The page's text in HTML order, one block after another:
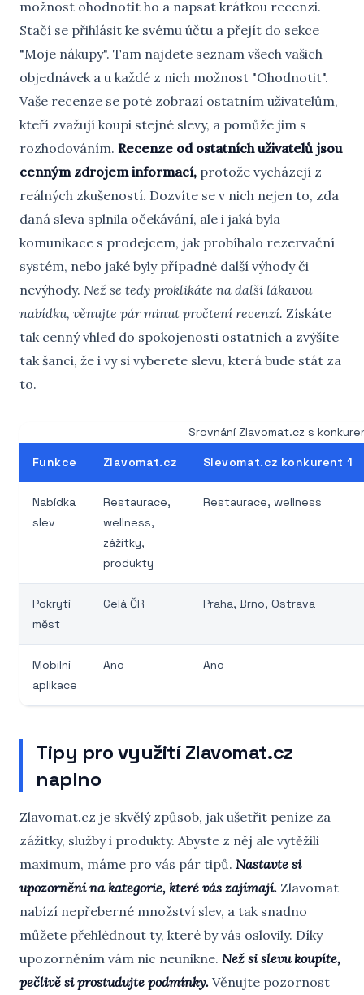
možnost ohodnotit ho a napsat krátkou recenzi.
Stačí se přihlásit ke svému účtu a přejít do sekce
"Moje nákupy". Tam najdete seznam všech vašich
objednávek a u každé z nich možnost "Ohodnotit".
Vaše recenze se poté zobrazí ostatním uživatelům,
kteří zvažují koupi stejné slevy, a pomůže jim s
rozhodováním. Recenze od ostatních uživatelů jsou
cenným zdrojem informací, protože vycházejí z
reálných zkušeností. Dozvíte se v nich nejen to, zda
daná sleva splnila očekávání, ale i jaká byla
komunikace s prodejcem, jak probíhalo rezervační
systém, nebo jaké byly případné další výhody či
nevýhody. Než se tedy proklikáte na další lákavou
nabídku, věnujte pár minut pročtení recenzí. Získáte
tak cenný vhled do spokojenosti ostatních a zvýšíte
tak šanci, že i vy si vyberete slevu, která bude stát za
to.
Srovnání Zlavomat.cz s
Funkce Zlavomat.cz Slevomat.cz konkurent 1
Nabídka
slev
Restaurace,
wellness,
zážitky,
produkty
Restaurace, wellness
Pokrytí
měst
Celá ČR Praha, Brno, Ostrava
Mobilní
aplikace
Ano Ano
Tipy pro využití Zlavomat.cz
naplno
Zlavomat.cz je skvělý způsob, jak ušetřit peníze za
zážitky, služby i produkty. Abyste z něj ale vytěžili
maximum, máme pro vás pár tipů. Nastavte si
upozornění na kategorie, které vás zajímají. Zlavomat
nabízí nepřeberné množství slev, a tak snadno
můžete přehlédnout ty, které by vás oslovily. Díky
upozorněním vám nic neunikne. Než si slevu koupíte,
pečlivě si prostudujte podmínky. Věnujte pozornost